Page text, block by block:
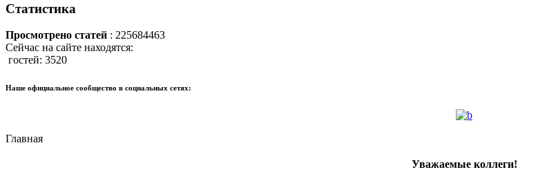
Статистика
Просмотрено статей : 225684463
Сейчас на сайте находятся:
гостей: 3520
Наше официальное сообщество в социальных сетях:
Главная
Уважаемые коллеги!